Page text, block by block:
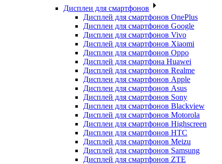
Дисплеи для смартфонов
Дисплей для смартфонов OnePlus
Дисплеи для смартфонов Google
Дисплеи для смартфонов Vivo
Дисплей для смартфонов Xiaomi
Дисплеи для смартфонов Oppo
Дисплей для смартфона Huawei
Дисплей для смартфонов Realme
Дисплеи для смартфонов Apple
Дисплеи для смартфонов Asus
Дисплей для смартфонов Sony
Дисплеи для смартфонов Blackview
Дисплей для смартфонов Motorola
Дисплеи для смартфонов Highscreen
Дисплеи для смартфонов HTC
Дисплей для смартфонов Meizu
Дисплей для смартфонов Samsung
Дисплей для смартфонов ZTE